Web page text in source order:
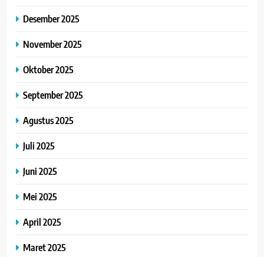
Desember 2025
November 2025
Oktober 2025
September 2025
Agustus 2025
Juli 2025
Juni 2025
Mei 2025
April 2025
Maret 2025